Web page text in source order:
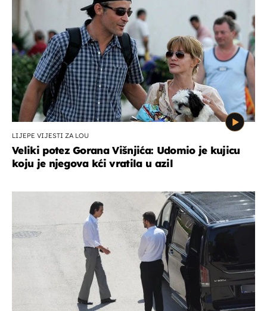
LIJEPE VIJESTI ZA LOU
Veliki potez Gorana Višnjića: Udomio je kujicu
koju je njegova kći vratila u azil